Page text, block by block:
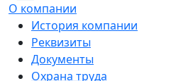
О компании
История компании
Реквизиты
Документы
Охрана труда